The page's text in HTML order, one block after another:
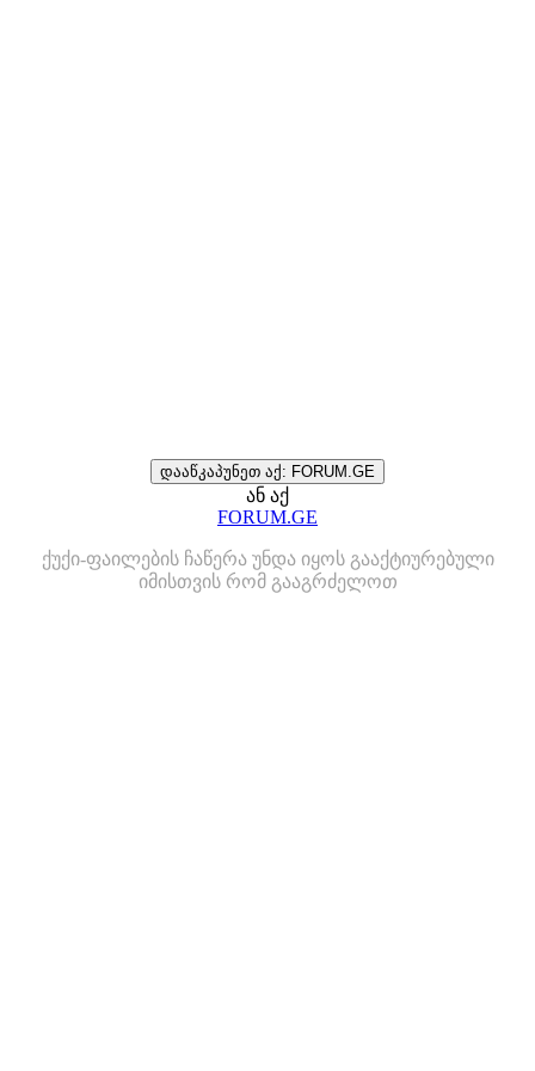
დააწკაპუნეთ აქ: FORUM.GE
ან აქ
FORUM.GE
ქუქი-ფაილების ჩაწერა უნდა იყოს გააქტიურებული
იმისთვის რომ გააგრძელოთ